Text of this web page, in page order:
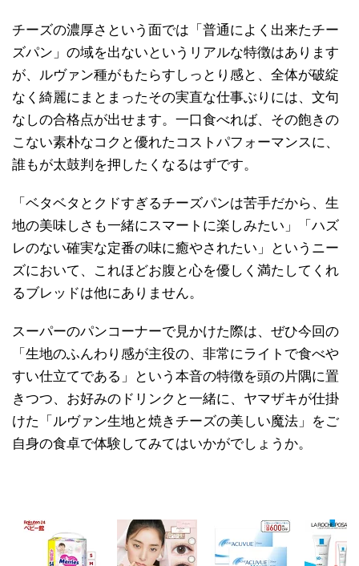
チーズの濃厚さという面では「普通によく出来たチー
ズパン」の域を出ないというリアルな特徴はあります
が、ルヴァン種がもたらすしっとり感と、全体が破綻
なく綺麗にまとまったその実直な仕事ぶりには、文句
なしの合格点が出せます。一口食べれば、その飽きの
こない素朴なコクと優れたコストパフォーマンスに、
誰もが太鼓判を押したくなるはずです。
「ベタベタとクドすぎるチーズパンは苦手だから、生
地の美味しさも一緒にスマートに楽しみたい」「ハズ
レのない確実な定番の味に癒やされたい」というニー
ズにおいて、これほどお腹と心を優しく満たしてくれ
るブレッドは他にありません。
スーパーのパンコーナーで見かけた際は、ぜひ今回の
「生地のふんわり感が主役の、非常にライトで食べや
すい仕立てである」という本音の特徴を頭の片隅に置
きつつ、お好みのドリンクと一緒に、ヤマザキが仕掛
けた「ルヴァン生地と焼きチーズの美しい魔法」をご
自身の食卓で体験してみてはいかがでしょうか。